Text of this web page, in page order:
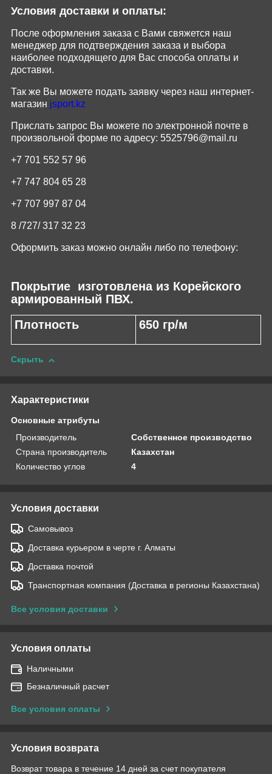
Плотность 650 гр/м
Покрытие изготовлена из Корейского
армированный ПВХ.
Оформить заказ можно онлайн либо по телефону:
8 /727/ 317 32 23
+7 707 997 87 04
+7 747 804 65 28
+7 701 552 57 96
Прислать запрос Вы можете по электронной почте в
произвольной форме по адресу: 5525796@mail .ru
Так же Вы можете подать заявку через наш интернет-
магазин jsport.kz
После оформления заказа с Вами свяжется наш
менеджер для подтверждения заказа и выбора
наиболее подходящего для Вас способа оплаты и
доставки.
Условия доставки и оплаты:
Скрыть
Характеристики
Основные атрибуты
Производитель
Собственное производство
Страна производитель
Казахстан
Количество углов
4
Условия доставки
Самовывоз
Доставка курьером в черте г. Алматы
Доставка почтой
Транспортная компания (Доставка в регионы Казахстана)
Все условия доставки
Условия оплаты
Наличными
Безналичный расчет
Все условия оплаты
Условия возврата
Возврат товара в течение 14 дней за счет покупателя